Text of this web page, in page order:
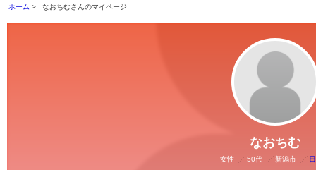
ホーム なおちむさんのマイページ
なおちむ
女性 50代 新潟市